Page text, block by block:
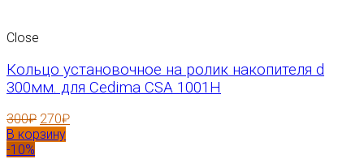
Close
Кольцо установочное на ролик накопителя d
300мм. для Cedima CSA 1001H
300₽ 270₽
В корзину
-10%